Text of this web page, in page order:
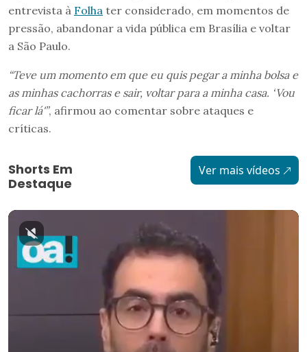
entrevista à Folha ter considerado, em momentos de
pressão, abandonar a vida pública em Brasília e voltar
a São Paulo.
“Teve um momento em que eu quis pegar a minha bolsa e
as minhas cachorras e sair, voltar para a minha casa. ‘Vou
ficar lá'”, afirmou ao comentar sobre ataques e
críticas.
Shorts Em
Destaque
Ver mais vídeos